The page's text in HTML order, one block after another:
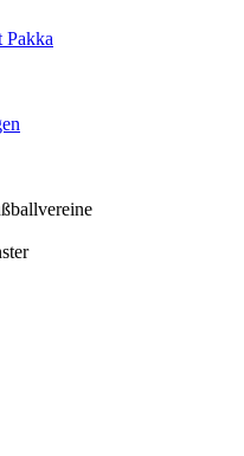
Pakka